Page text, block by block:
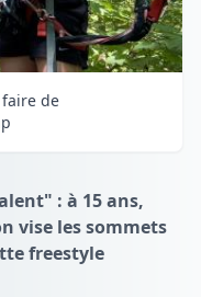
de
: à 15 ans,
vise les sommets
freestyle